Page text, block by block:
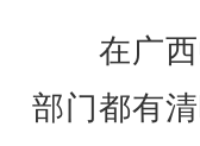
在广西
部门都有